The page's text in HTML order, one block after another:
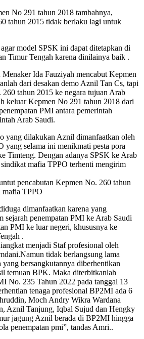
No 291 tahun 2018 tambahnya,
tahun 2015 tidak berlaku lagi untuk
model SPSK ini dapat ditetapkan di
Timur Tengah karena dinilainya baik .
Ida Fauziyah mencabut Kepmen
dari desakan demo Aznil Tan Cs, tapi
tahun 2015 ke negara tujuan Arab
keluar Kepmen No 291 tahun 2018 dari
PMI antara pemerintah
Arab Saudi.
yang dilakukan Aznil dimanfaatkan oleh
yang selama ini menikmati pesta pora
Timteng. Dengan adanya SPSK ke Arab
mafia TPPO terhenti mengirim
pencabutan Kepmen No. 260 tahun
mafia TPPO
dimanfaatkan karena yang
sejarah penempatan PMI ke Arab Saudi
PMI ke luar negeri, khususnya ke
.
menjadi Staf profesional oleh
tidak berlangsung lama
yang bersangkutannya diberhentikan
temuan BPK. Maka diterbitkanlah
No. 235 Tahun 2022 pada tanggal 13
tenaga profesional BP2MI ada 6
Moch Andry Wikra Wardana
Aznil Tanjung, Iqbal Sujud dan Hengky
jagung Aznil berada di BP2MI hingga
penempatan pmi”, tandas Amri..